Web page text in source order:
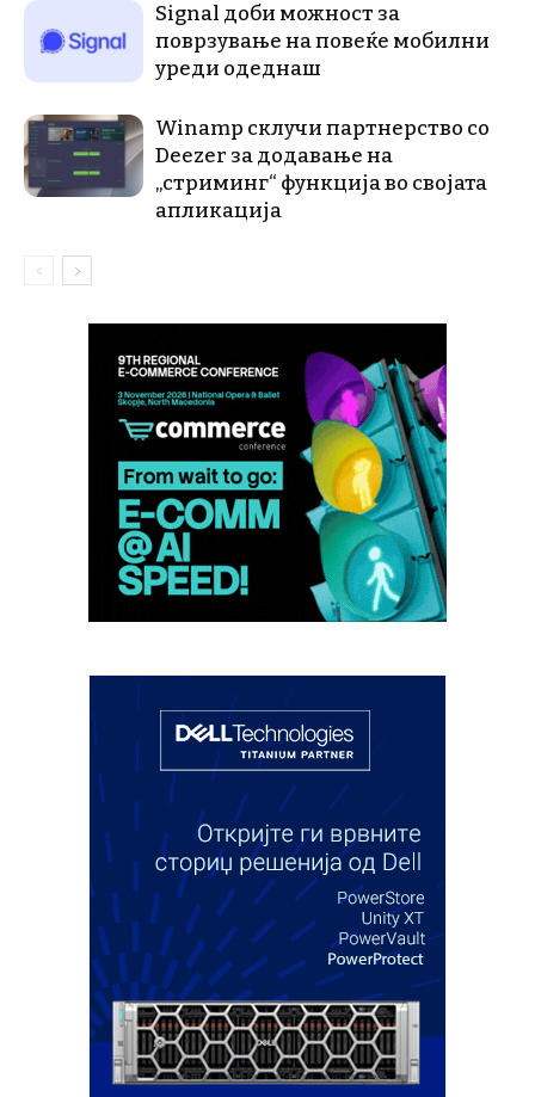
Signal доби можност за
поврзување на повеќе мобилни
уреди одеднаш
Winamp склучи партнерство со
Deezer за додавање на
„стриминг“ функција во својата
апликација